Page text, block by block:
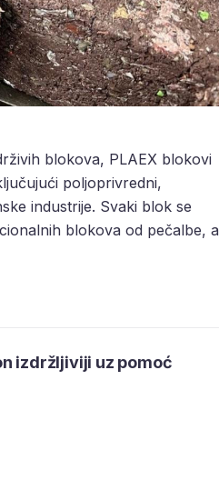
blokova, PLAEX blokovi
poljoprivredni,
industrije. Svaki blok se
blokova od pečalbe, a
izdržljiviji uz pomoć